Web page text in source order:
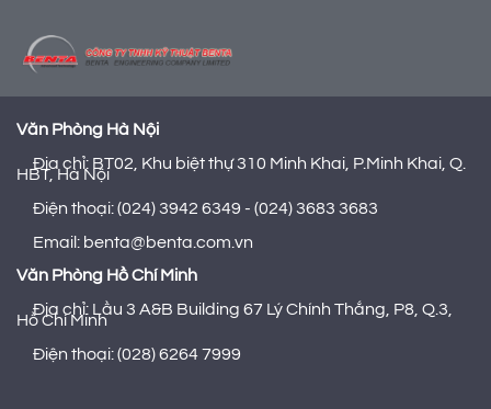
Văn Phòng Hà Nội
Địa chỉ: BT02, Khu biệt thự 310 Minh Khai, P.Minh Khai, Q.
HBT, Hà Nội
Điện thoại: (024) 3942 6349 - (024) 3683 3683
Email: benta@benta.com.vn
Văn Phòng Hồ Chí Minh
Địa chỉ: Lầu 3 A&B Building 67 Lý Chính Thắng, P8, Q.3,
Hồ Chí Minh
Điện thoại: (028) 6264 7999